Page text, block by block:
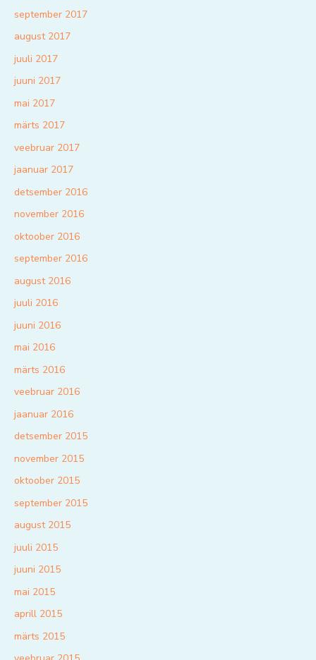
september 2017
august 2017
juuli 2017
juuni 2017
mai 2017
märts 2017
veebruar 2017
jaanuar 2017
detsember 2016
november 2016
oktoober 2016
september 2016
august 2016
juuli 2016
juuni 2016
mai 2016
märts 2016
veebruar 2016
jaanuar 2016
detsember 2015
november 2015
oktoober 2015
september 2015
august 2015
juuli 2015
juuni 2015
mai 2015
aprill 2015
märts 2015